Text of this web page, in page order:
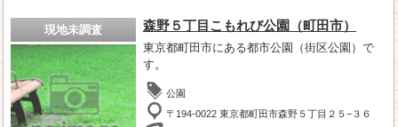
現地未調査 森野５丁目こもれび公園（町田市）
東京都町田市にある都市公園（街区公園）で
す。
公園
〒194-0022 東京都町田市森野５丁目２５−３６